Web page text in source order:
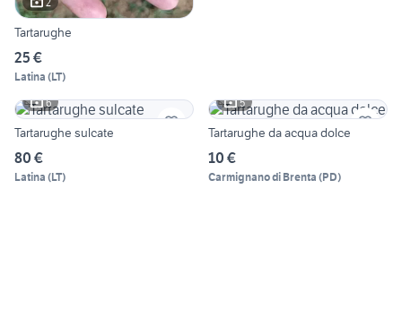
Tartarughe
25 €
Latina (LT)
6
Tartarughe sulcate
80 €
Latina (LT)
5
Tartarughe da acqua dolce
10 €
Carmignano di Brenta (PD)